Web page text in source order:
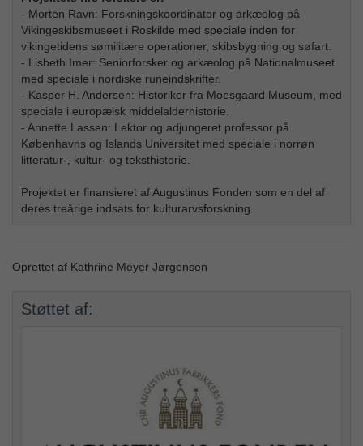
- Morten Ravn: Forskningskoordinator og arkæolog på
Vikingeskibsmuseet i Roskilde med speciale inden for
vikingetidens sømilitære operationer, skibsbygning og søfart.
- Lisbeth Imer: Seniorforsker og arkæolog på Nationalmuseet
med speciale i nordiske runeindskrifter.
- Kasper H. Andersen: Historiker fra Moesgaard Museum, med
speciale i europæisk middelalderhistorie.
- Annette Lassen: Lektor og adjungeret professor på
Københavns og Islands Universitet med speciale i norrøn
litteratur-, kultur- og teksthistorie.
Projektet er finansieret af Augustinus Fonden som en del af
deres treårige indsats for kulturarvsforskning.
Oprettet af Kathrine Meyer Jørgensen
Støttet af: